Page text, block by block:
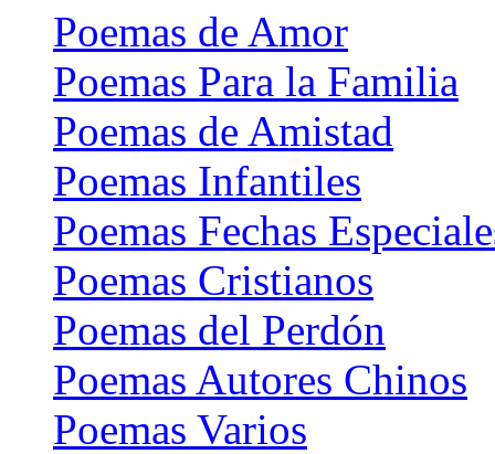
Poemas de Amor
Poemas Para la Familia
Poemas de Amistad
Poemas Infantiles
Poemas Fechas
Poemas Cristianos
Poemas del Perdón
Poemas Autores Chinos
Poemas Varios